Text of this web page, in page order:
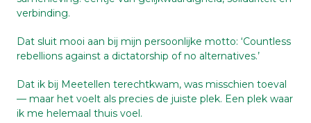
verbinding.
Dat sluit mooi aan bij mijn persoonlijke motto: ‘Countless
rebellions against a dictatorship of no alternatives.’
Dat ik bij Meetellen terechtkwam, was misschien toeval
— maar het voelt als precies de juiste plek. Een plek waar
ik me helemaal thuis voel.